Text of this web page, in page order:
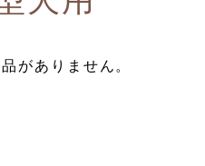
がありません。